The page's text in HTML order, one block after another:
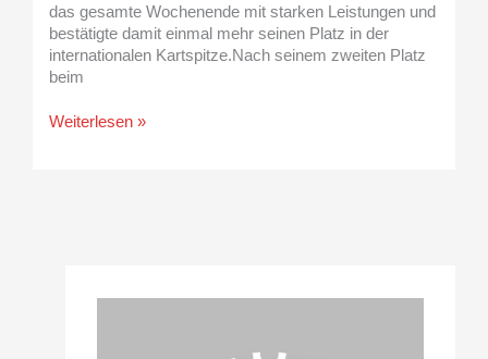
das gesamte Wochenende mit starken Leistungen und
bestätigte damit einmal mehr seinen Platz in der
internationalen Kartspitze.Nach seinem zweiten Platz
beim
Weiterlesen »